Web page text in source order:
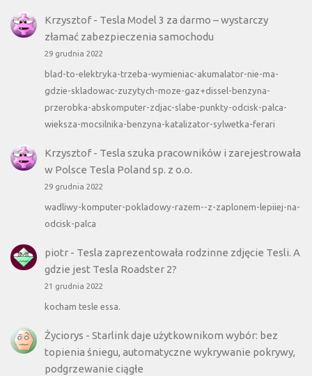
Krzysztof- Tesla Model 3 za darmo – wystarczy
złamać zabezpieczenia samochodu
29 grudnia 2022
blad-to-elektryka-trzeba-wymieniac-akumalator-nie-ma-
gdzie-skladowac-zuzytych-moze-gaz+dissel-benzyna-
przerobka-abskomputer-zdjac-slabe-punkty-odcisk-palca-
wieksza-mocsilnika-benzyna-katalizator-sylwetka-ferari
Krzysztof- Tesla szuka pracowników i zarejestrowała
w Polsce Tesla Poland sp. z o.o.
29 grudnia 2022
wadliwy-komputer-pokladowy-razem--z-zaplonem-lepiiej-na-
odcisk-palca
piotr- Tesla zaprezentowała rodzinne zdjęcie Tesli. A
gdzie jest Tesla Roadster 2?
21 grudnia 2022
kocham tesle essa.
Życiorys - Starlink daje użytkownikom wybór: bez
topienia śniegu, automatyczne wykrywanie pokrywy,
podgrzewanie ciągłe